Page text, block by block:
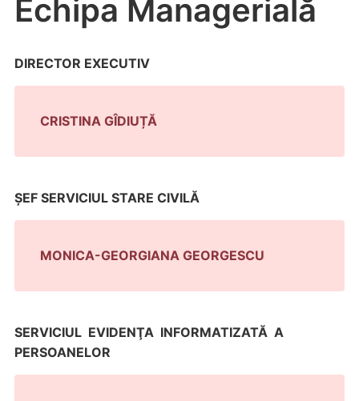
Echipa Managerială
DIRECTOR EXECUTIV
CRISTINA GÎDIUȚĂ
ŞEF SERVICIUL STARE CIVILĂ
MONICA-GEORGIANA GEORGESCU
SERVICIUL EVIDENŢA INFORMATIZATĂ A
PERSOANELOR